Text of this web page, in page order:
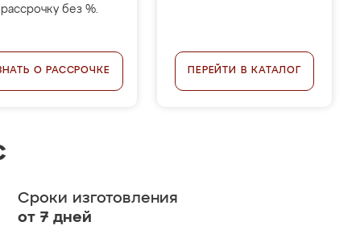
рассрочку без %.
О РАССРОЧКЕ ПЕРЕЙТИ В КАТАЛОГ
Сроки изготовления
от 7 дней